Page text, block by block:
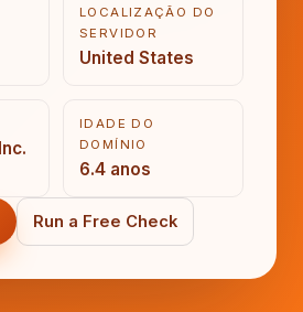
LOCALIZAÇÃO DO
SERVIDOR
United States
IDADE DO
DOMÍNIO
6.4 anos
Run a Free Check